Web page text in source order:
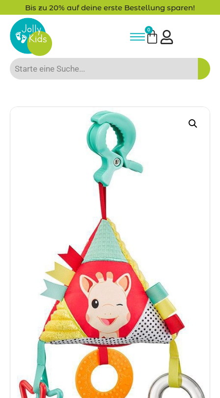
Bis zu 20% auf deine erste Bestellung sparen!
0